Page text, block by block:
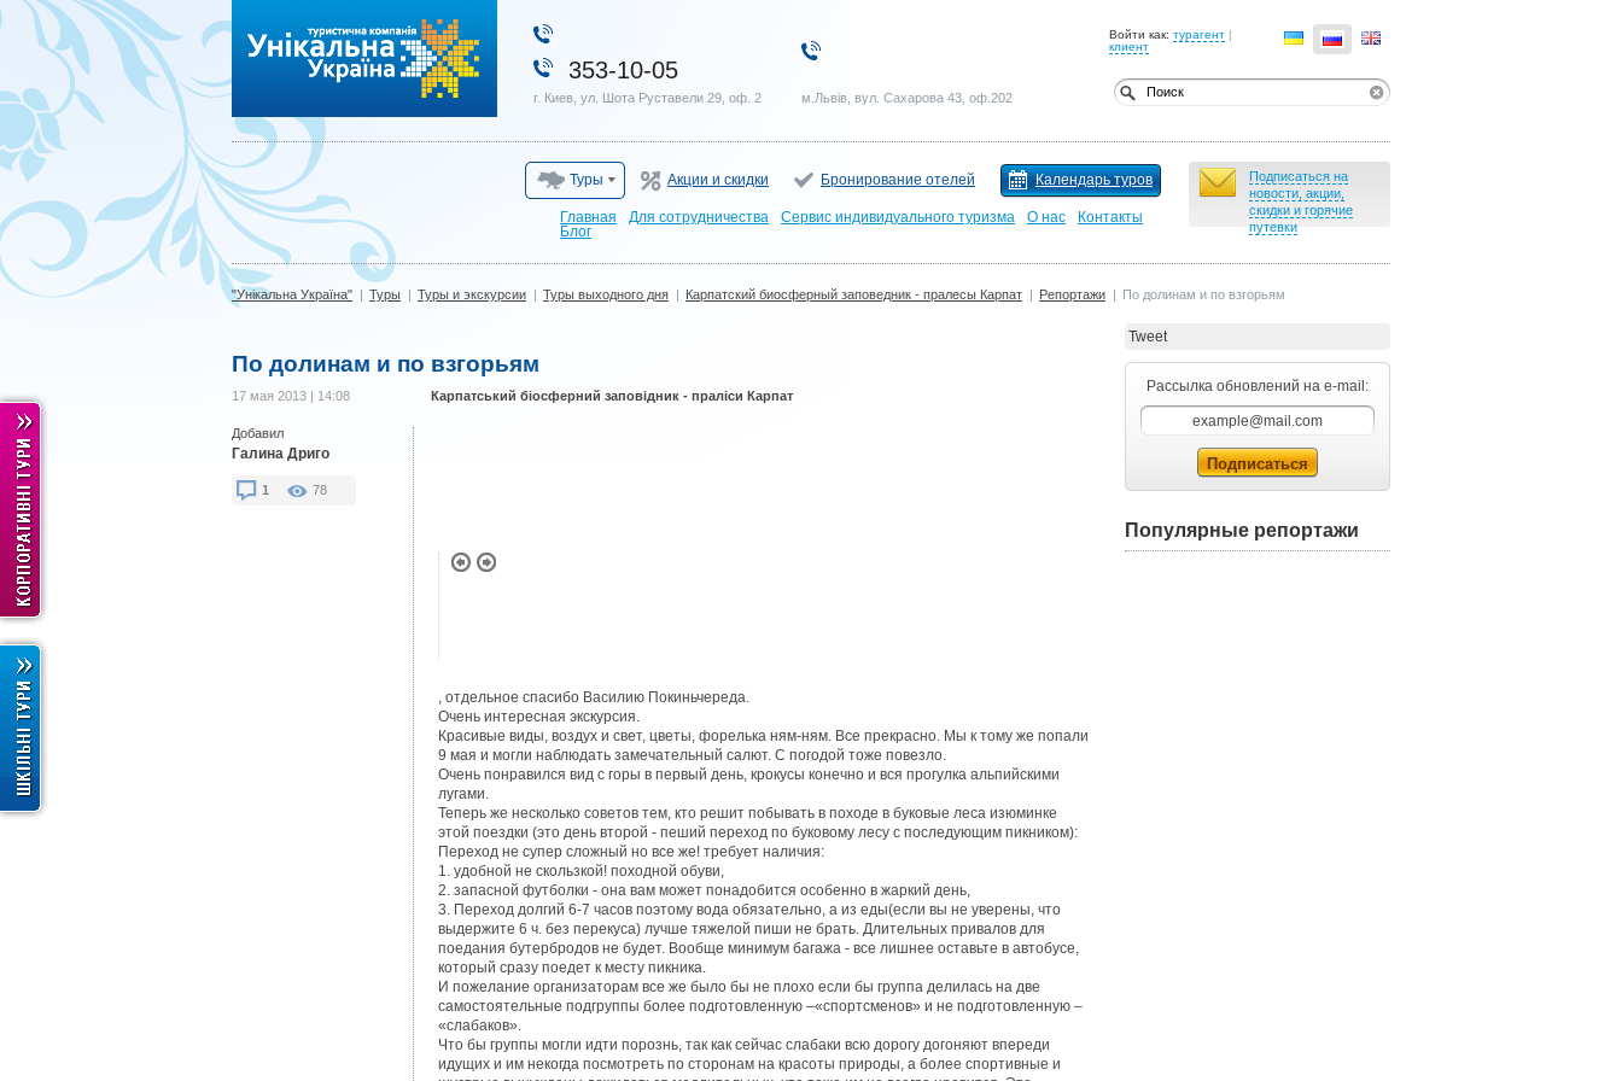
Войти как: турагент |
клиент
353-10-05
г. Киев, ул. Шота Руставели 29, оф. 2 м.Львів, вул. Сахарова 43, оф.202
Подписаться на
новости, акции,
скидки и горячие
путевки
Туры Акции и скидки Бронирование отелей Календарь туров
Главная Для сотрудничества Сервис индивидуального туризма О нас
Контакты
Блог
"Унікальна Україна" | Туры | Туры и экскурсии | Туры выходного дня | Карпатский биосферный заповедник - пралесы Карпат | Репортажи | По долинам и по взгорьям
По долинам и по взгорьям
17 мая 2013 | 14:08 Карпатський біосферний заповідник - праліси Карпат
Добавил
Галина Дриго
1 78
, отдельное спасибо Василию Покиньчереда.
Очень интересная экскурсия.
Красивые виды, воздух и свет, цветы, форелька ням-ням. Все прекрасно. Мы к тому же попали
9 мая и могли наблюдать замечательный салют. С погодой тоже повезло.
Очень понравился вид с горы в первый день, крокусы конечно и вся прогулка альпийскими
лугами.
Теперь же несколько советов тем, кто решит побывать в походе в буковые леса изюминке
этой поездки (это день второй - пеший переход по буковому лесу с последующим пикником):
Переход не супер сложный но все же! требует наличия:
1. удобной не скользкой! походной обуви,
2. запасной футболки - она вам может понадобится особенно в жаркий день,
3. Переход долгий 6-7 часов поэтому вода обязательно, а из еды(если вы не уверены, что
выдержите 6 ч. без перекуса) лучше тяжелой пиши не брать. Длительных привалов для
поедания бутербродов не будет. Вообще минимум багажа - все лишнее оставьте в автобусе,
который сразу поедет к месту пикника.
И пожелание организаторам все же было бы не плохо если бы группа делилась на две
самостоятельные подгруппы более подготовленную –«спортсменов» и не подготовленную –
«слабаков».
Что бы группы могли идти порознь, так как сейчас слабаки всю дорогу догоняют впереди
идущих и им некогда посмотреть по сторонам на красоты природы, а более спортивные и
Tweet
Рассылка обновлений на e-mail:
Популярные репортажи